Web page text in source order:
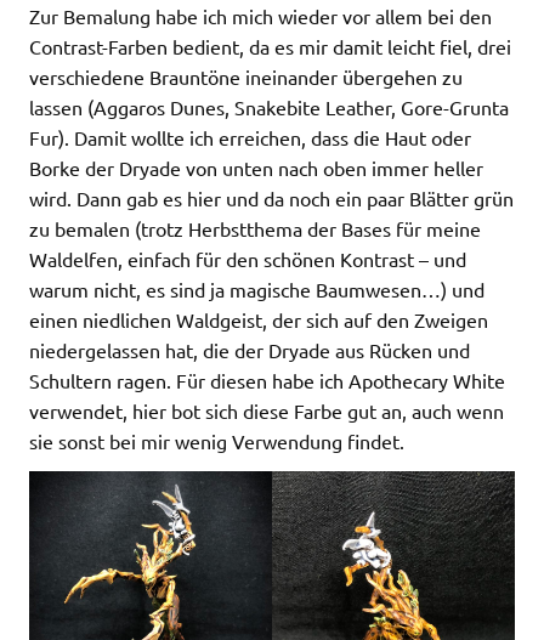
Zur Bemalung habe ich mich wieder vor allem bei den
Contrast-Farben bedient, da es mir damit leicht fiel, drei
verschiedene Brauntöne ineinander übergehen zu
lassen (Aggaros Dunes, Snakebite Leather, Gore-Grunta
Fur). Damit wollte ich erreichen, dass die Haut oder
Borke der Dryade von unten nach oben immer heller
wird. Dann gab es hier und da noch ein paar Blätter grün
zu bemalen (trotz Herbstthema der Bases für meine
Waldelfen, einfach für den schönen Kontrast – und
warum nicht, es sind ja magische Baumwesen…) und
einen niedlichen Waldgeist, der sich auf den Zweigen
niedergelassen hat, die der Dryade aus Rücken und
Schultern ragen. Für diesen habe ich Apothecary White
verwendet, hier bot sich diese Farbe gut an, auch wenn
sie sonst bei mir wenig Verwendung findet.